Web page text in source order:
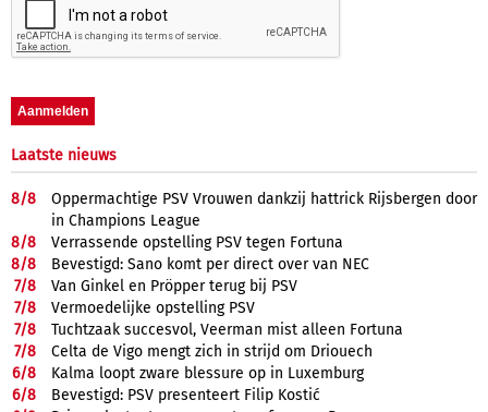
Laatste nieuws
8/8
Oppermachtige PSV Vrouwen dankzij hattrick Rijsbergen door
in Champions League
8/8
Verrassende opstelling PSV tegen Fortuna
8/8
Bevestigd: Sano komt per direct over van NEC
7/8
Van Ginkel en Pröpper terug bij PSV
7/8
Vermoedelijke opstelling PSV
7/8
Tuchtzaak succesvol, Veerman mist alleen Fortuna
7/8
Celta de Vigo mengt zich in strijd om Driouech
6/8
Kalma loopt zware blessure op in Luxemburg
6/8
Bevestigd: PSV presenteert Filip Kostić